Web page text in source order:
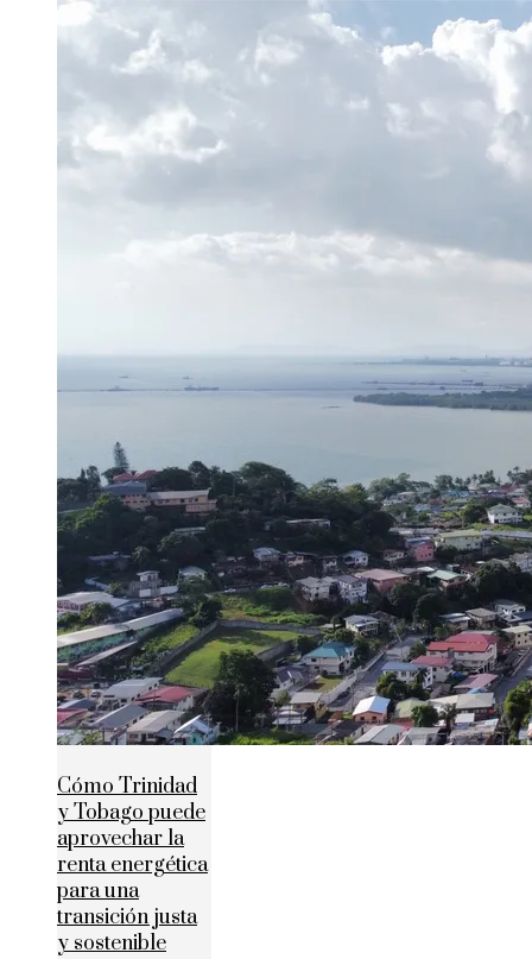
Cómo Trinidad
y Tobago puede
aprovechar la
renta energética
para una
transición justa
y sostenible